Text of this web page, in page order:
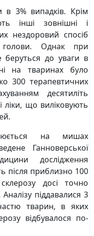
в 3% випадків. Крім
інші зовнішні і
нездоровий спосіб
Однак при
до уваги в
на тваринах було
300 терапевтичних
десятиліть
ліки, що виліковують
на мишах
Ганноверської
дослідження
після приблизно 100
досі точно
піддавалися 3
тварин, в яких
відбувалося по-